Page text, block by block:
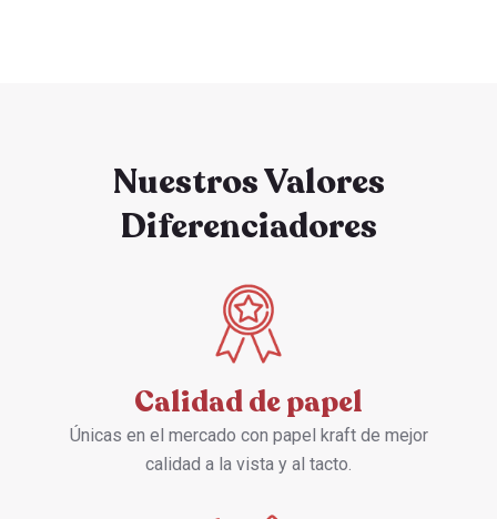
Nuestros Valores
Diferenciadores
Calidad de papel
Únicas en el mercado con papel kraft de mejor
calidad a la vista y al tacto.